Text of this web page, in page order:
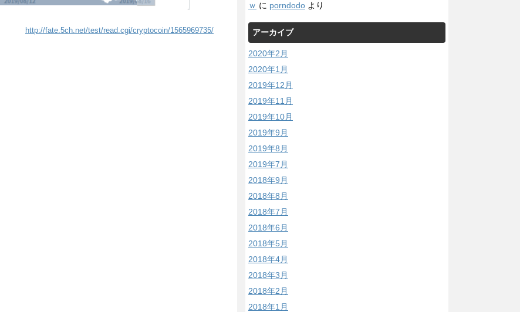
http://fate.5ch.net/test/read.cgi/cryptocoin/1565969735/
ｗ に porndodo より
アーカイブ
2020年2月
2020年1月
2019年12月
2019年11月
2019年10月
2019年9月
2019年8月
2019年7月
2018年9月
2018年8月
2018年7月
2018年6月
2018年5月
2018年4月
2018年3月
2018年2月
2018年1月